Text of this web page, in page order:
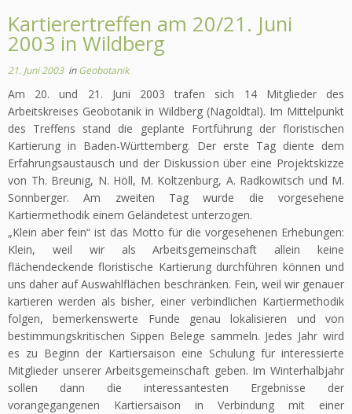
Kartierertreffen am 20/21. Juni
2003 in Wildberg
21. Juni 2003inGeobotanik
Am 20. und 21. Juni 2003 trafen sich 14 Mitglieder des
Arbeitskreises Geobotanik in Wildberg (Nagoldtal). Im Mittelpunkt
des Treffens stand die geplante Fortführung der floristischen
Kartierung in Baden-Württemberg. Der erste Tag diente dem
Erfahrungsaustausch und der Diskussion über eine Projektskizze
von Th. Breunig, N. Höll, M. Koltzenburg, A. Radkowitsch und M.
Sonnberger. Am zweiten Tag wurde die vorgesehene
Kartiermethodik einem Geländetest unterzogen.
„Klein aber fein“ ist das Motto für die vorgesehenen Erhebungen:
Klein, weil wir als Arbeitsgemeinschaft allein keine
flächendeckende floristische Kartierung durchführen können und
uns daher auf Auswahlflächen beschränken. Fein, weil wir genauer
kartieren werden als bisher, einer verbindlichen Kartiermethodik
folgen, bemerkenswerte Funde genau lokalisieren und von
bestimmungskritischen Sippen Belege sammeln. Jedes Jahr wird
es zu Beginn der Kartiersaison eine Schulung für interessierte
Mitglieder unserer Arbeitsgemeinschaft geben. Im Winterhalbjahr
sollen dann die interessantesten Ergebnisse der
vorangegangenen Kartiersaison in Verbindung mit einer